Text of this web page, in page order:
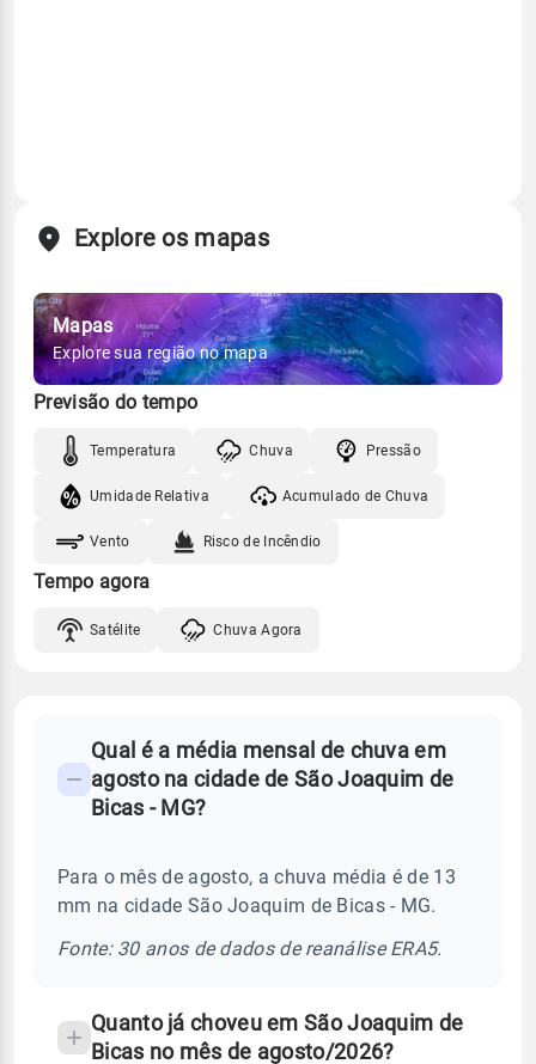
Explore os mapas
Mapas
Explore sua região no mapa
Previsão do tempo
Temperatura Chuva Pressão
Umidade Relativa Acumulado de Chuva
Vento Risco de Incêndio
Tempo agora
Satélite Chuva Agora
Perguntas
frequentes
chuva
temperatura
Qual é a média mensal de chuva em
agosto na cidade de São Joaquim de
Bicas - MG?
Para o mês de agosto, a chuva média é de 13
mm na cidade São Joaquim de Bicas - MG.
Fonte: 30 anos de dados de reanálise ERA5.
Quanto já choveu em São Joaquim de
Bicas no mês de agosto/2026?